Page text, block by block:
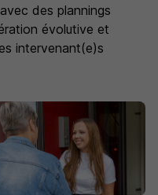
des plannings
évolutive et
intervenant(e)s